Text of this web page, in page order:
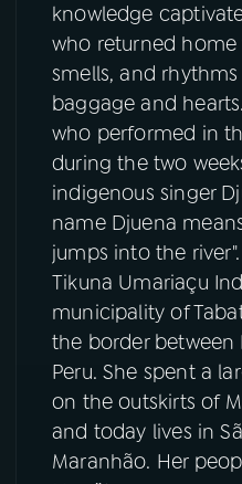
ACOMPANHE A RÁDIO
Instagram
TikTok
knowledge
who returned
smells, and
baggage and
who performed in
during the two
indigenous singer
name Djuena
jumps into the
Tikuna Umariaçu
municipality of
the border between
Peru. She spent a
on the outskirts of
and today lives in
Maranhão. Her